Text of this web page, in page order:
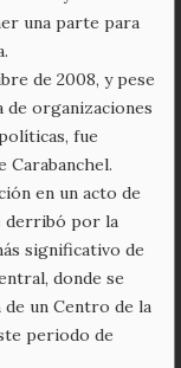
una parte para
de 2008, y pese
de organizaciones
fue
Carabanchel.
en un acto de
derribó por la
significativo de
donde se
un Centro de la
periodo de